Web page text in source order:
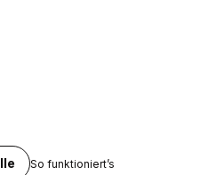
So funktioniert’s